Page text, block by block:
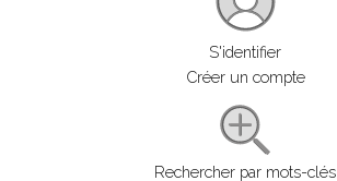
S'identifier
Créer un compte
Rechercher par mots-clés